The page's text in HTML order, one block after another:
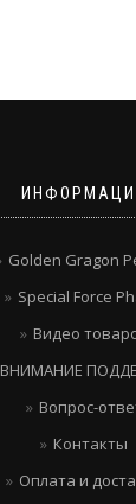
Golden Gragon
Special Force
Видео
ВНИМАНИЕ
Вопрос-
Контакты
Оплата и